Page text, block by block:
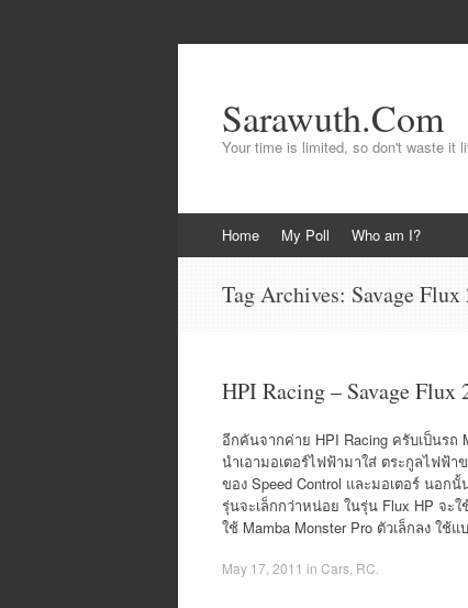
Sarawuth.Com
Your time is limited, so don't waste it
to
Home My Poll Who am I?
Tag Archives: Savage Flux
HPI Racing – Savage Flux
อีกคันจากค่าย HPI Racing ครับเป็นรถ
นำเอามอเตอร์ไฟฟ้ามาใส่ ตระกูลไฟฟ้า
ของ Speed Control และมอเตอร์ นอก
รุ่นจะเล็กกว่าหน่อย ในรุ่น Flux HP จะ
ใช้ Mamba Monster Pro ตัวเล็กลง ใช้
May 17, 2011 in Cars RC